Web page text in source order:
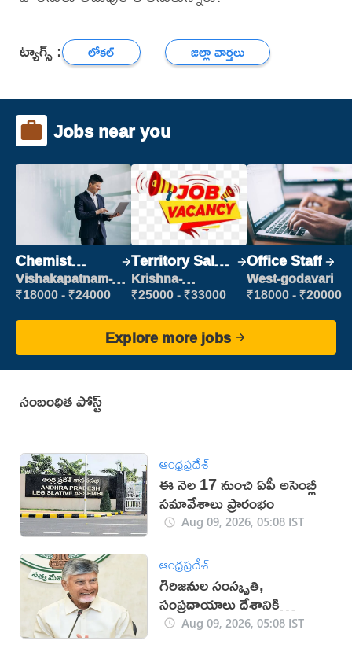
ట్యాగ్స్ : లోకల్ జిల్లా వార్తలు
Jobs near you
Chemist
Production
Executive
Vishakapatnam-
new
₹18000 - ₹24000
Territory Sales
Manager
Krishna-
vijayawada
₹25000 - ₹33000
Office Staff
West-godavari
₹18000 - ₹20000
Explore more jobs
సంబంధిత పోస్ట్
ఆంధ్రప్రదేశ్
ఈ నెల 17 నుంచి ఏపీ అసెంబ్లీ
సమావేశాలు ప్రారంభం
Aug 09, 2026, 05:08 IST
ఆంధ్రప్రదేశ్
గిరిజనుల సంస్కృతి,
సంప్రదాయాలు దేశానికి
గర్వకారణం: సీఎం చంద్రబాబు
Aug 09, 2026, 05:08 IST